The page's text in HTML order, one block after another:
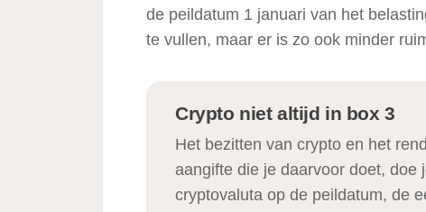
de peildatum 1 januari van het
te vullen, maar er is zo ook minder
Crypto niet altijd in box 3
Het bezitten van crypto en het
aangifte die je daarvoor doet, doe
cryptovaluta op de peildatum, de